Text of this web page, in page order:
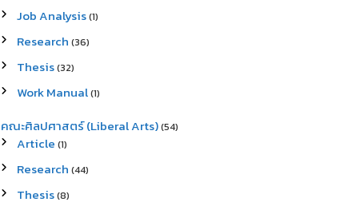
Job Analysis(1)
Research (36)
Thesis(32)
Work Manual(1)
คณะศิลปศาสตร์ (Liberal Arts)(54)
Article (1)
Research (44)
Thesis(8)